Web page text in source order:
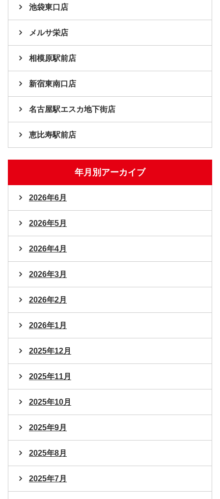
池袋東口店
メルサ栄店
相模原駅前店
新宿東南口店
名古屋駅エスカ地下街店
恵比寿駅前店
年月別アーカイブ
2026年6月
2026年5月
2026年4月
2026年3月
2026年2月
2026年1月
2025年12月
2025年11月
2025年10月
2025年9月
2025年8月
2025年7月